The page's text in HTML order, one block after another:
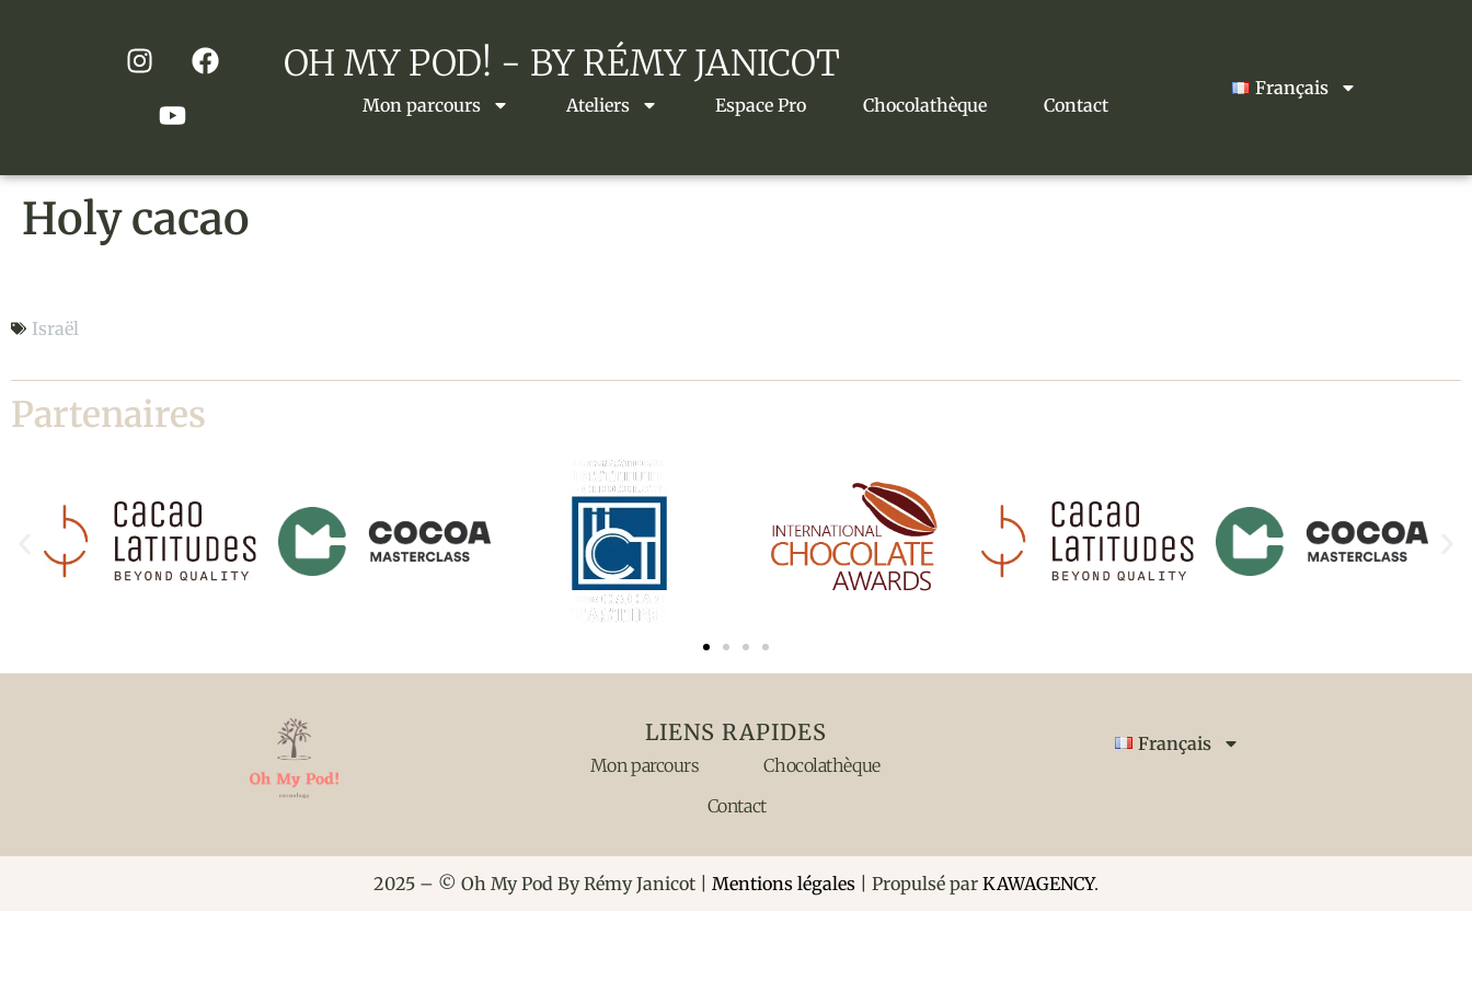
OH MY POD! - BY RÉMY JANICOT
Mon parcours Ateliers Espace Pro Chocolathèque Contact
Français
Holy cacao
Israël
Partenaires
LIENS RAPIDES
Mon parcours
Chocolathèque
Contact
Français
2025 – © Oh My Pod By Rémy Janicot | Mentions légales | Propulsé par KAWAGENCY.